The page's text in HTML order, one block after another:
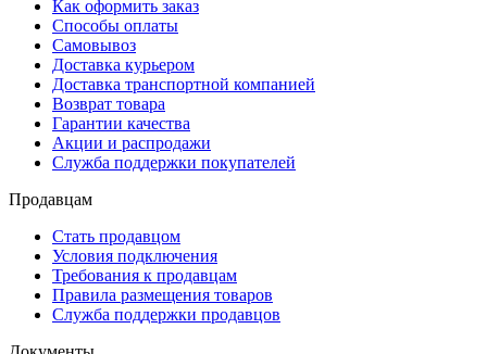
Как оформить заказ
Способы оплаты
Самовывоз
Доставка курьером
Доставка транспортной компанией
Возврат товара
Гарантии качества
Акции и распродажи
Служба поддержки покупателей
Продавцам
Стать продавцом
Условия подключения
Требования к продавцам
Правила размещения товаров
Служба поддержки продавцов